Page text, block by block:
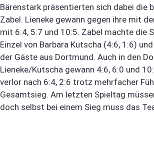
Bärenstark präsentierten sich dabei die
Zabel. Lieneke gewann gegen ihre mit
mit 6:4, 5:7 und 10:5. Zabel machte die
Einzel von Barbara Kutscha (4:6, 1:6)
der Gäste aus Dortmund. Auch in den
Lieneke/Kutscha gewann 4:6, 6:0 und
verlor nach 6:4, 2:6 trotz mehrfacher
Gesamtsieg. Am letzten Spieltag
doch selbst bei einem Sieg muss das